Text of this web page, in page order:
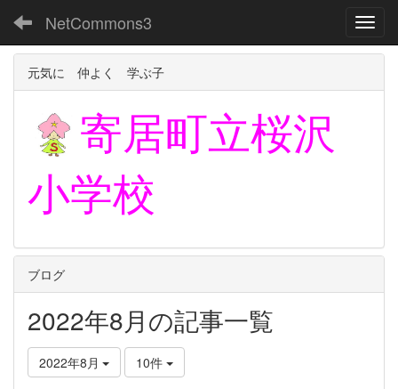
NetCommons3
元気に 仲よく 学ぶ子
寄居町立桜沢
小学校
ブログ
2022年8月の記事一覧
2022年8月 10件